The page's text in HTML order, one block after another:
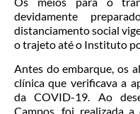
devidamente
distanciamento social
o trajeto até o Instituto
Antes do embarque, os
clínica que verificava a
da COVID-19. Ao
Campos, foi realizada a